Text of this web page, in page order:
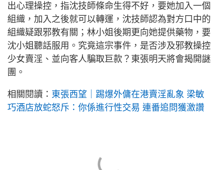
出心理操控，指沈技師條命生得不好，要她加入一個
組織，加入之後就可以轉運，沈技師認為對方口中的
組織疑跟邪教有關；林小姐後期更向她提供藥物，要
沈小姐聽話服用。究竟這宗事件，是否涉及邪教操控
少女賣淫、並向客人騙取巨款？東張明天將會揭開謎
團。
相關閱讀： 東張西望｜踢爆外傭在港賣淫亂象 梁敏
巧酒店放蛇怒斥：你係進行性交易 連番追問獲激讚